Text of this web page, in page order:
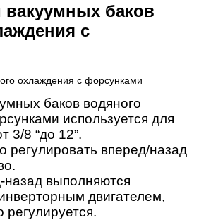
вакуумных баков
с
баков водяного
используется для
3/8 “до 12”.
вперед/назад
выполняются
двигателем,
регулируется.